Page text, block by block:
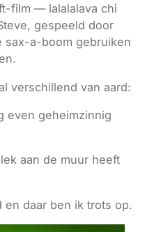
film — lalalalava chi
gespeeld door
sax-a-boom gebruiken
verschillend van aard:
even geheimzinnig
aan de muur heeft
en daar ben ik trots op.